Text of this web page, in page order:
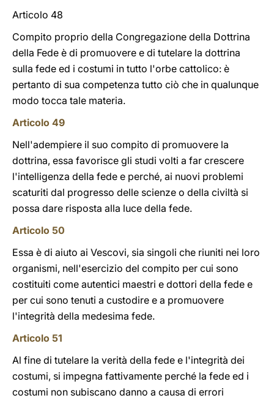
Articolo 48
Compito proprio della Congregazione della Dottrina
della Fede è di promuovere e di tutelare la dottrina
sulla fede ed i costumi in tutto l'orbe cattolico: è
pertanto di sua competenza tutto ciò che in qualunque
modo tocca tale materia.
Articolo 49
Nell'adempiere il suo compito di promuovere la
dottrina, essa favorisce gli studi volti a far crescere
l'intelligenza della fede e perché, ai nuovi problemi
scaturiti dal progresso delle scienze o della civiltà si
possa dare risposta alla luce della fede.
Articolo 50
Essa è di aiuto ai Vescovi, sia singoli che riuniti nei loro
organismi, nell'esercizio del compito per cui sono
costituiti come autentici maestri e dottori della fede e
per cui sono tenuti a custodire e a promuovere
l'integrità della medesima fede.
Articolo 51
Al fine di tutelare la verità della fede e l'integrità dei
costumi, si impegna fattivamente perché la fede ed i
costumi non subiscano danno a causa di errori